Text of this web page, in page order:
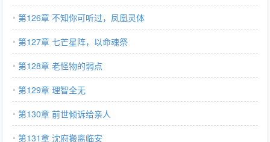
第126章 不知你可听过，凤凰灵体
第127章 七芒星阵，以命魂祭
第128章 老怪物的弱点
第129章 理智全无
第130章 前世倾诉给亲人
第131章 沈府搬离临安